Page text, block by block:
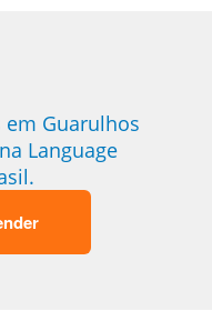
Guarulhos
Language